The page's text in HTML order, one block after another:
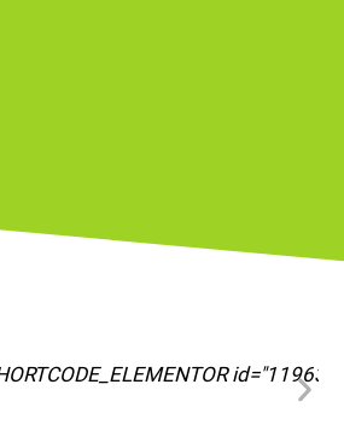
id="11963"]